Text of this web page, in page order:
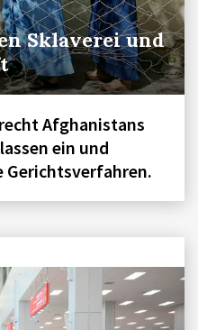
Sklaverei und
Afghanistans
ein und
Gerichtsverfahren.